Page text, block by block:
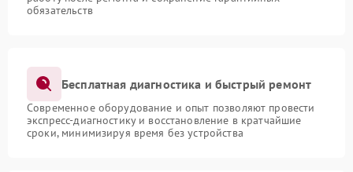
обязательств
Бесплатная диагностика и быстрый ремонт
Современное оборудование и опыт позволяют провести
экспресс-диагностику и восстановление в кратчайшие
сроки, минимизируя время без устройства